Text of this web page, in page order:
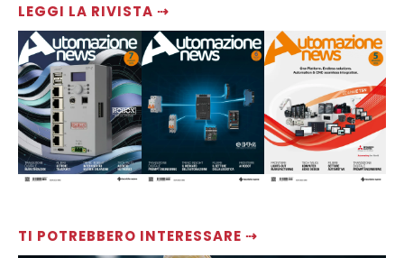
LEGGI LA RIVISTA ⇢
TI POTREBBERO INTERESSARE ⇢